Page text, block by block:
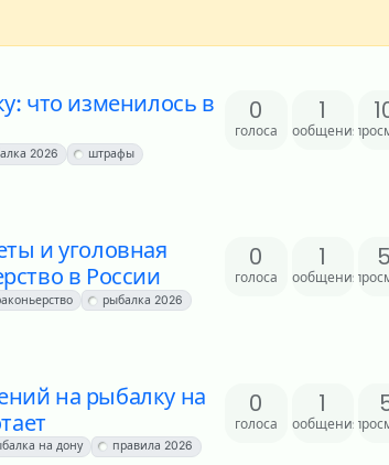
что изменилось в
2026
штрафы
0
голоса
1
сообщения
и уголовная
в России
рыбалка 2026
0
голоса
1
сообщения
на рыбалку на
на дону
правила 2026
0
голоса
1
сообщения